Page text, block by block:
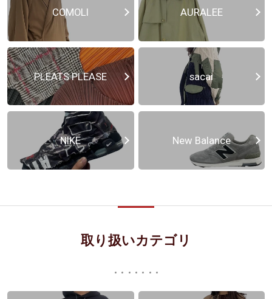
COMOLI AURALEE
PLEATS PLEASE sacai
NIKE New Balance
取り扱いカテゴリ